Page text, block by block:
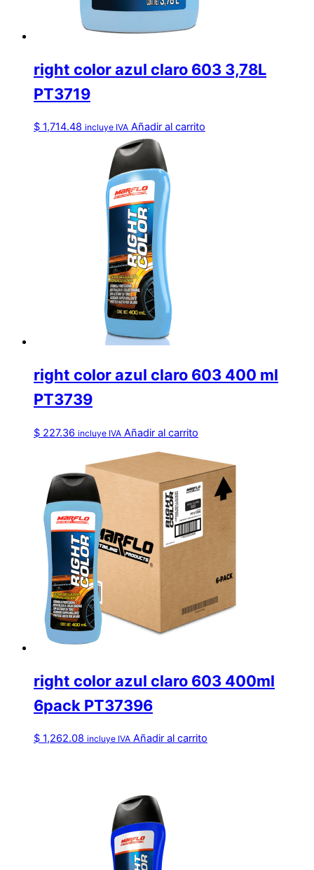
right color azul claro 603 3,78L
PT3719
$ 1,714.48 incluye IVA Añadir al carrito
right color azul claro 603 400 ml
PT3739
$ 227.36 incluye IVA Añadir al carrito
right color azul claro 603 400ml
6pack PT37396
$ 1,262.08 incluye IVA Añadir al carrito